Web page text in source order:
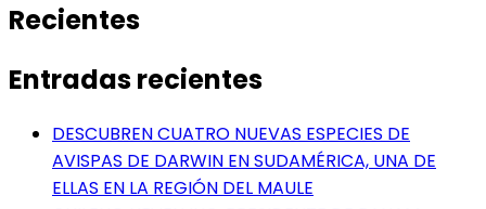
Recientes
Entradas recientes
DESCUBREN CUATRO NUEVAS ESPECIES DE
AVISPAS DE DARWIN EN SUDAMÉRICA, UNA DE
ELLAS EN LA REGIÓN DEL MAULE